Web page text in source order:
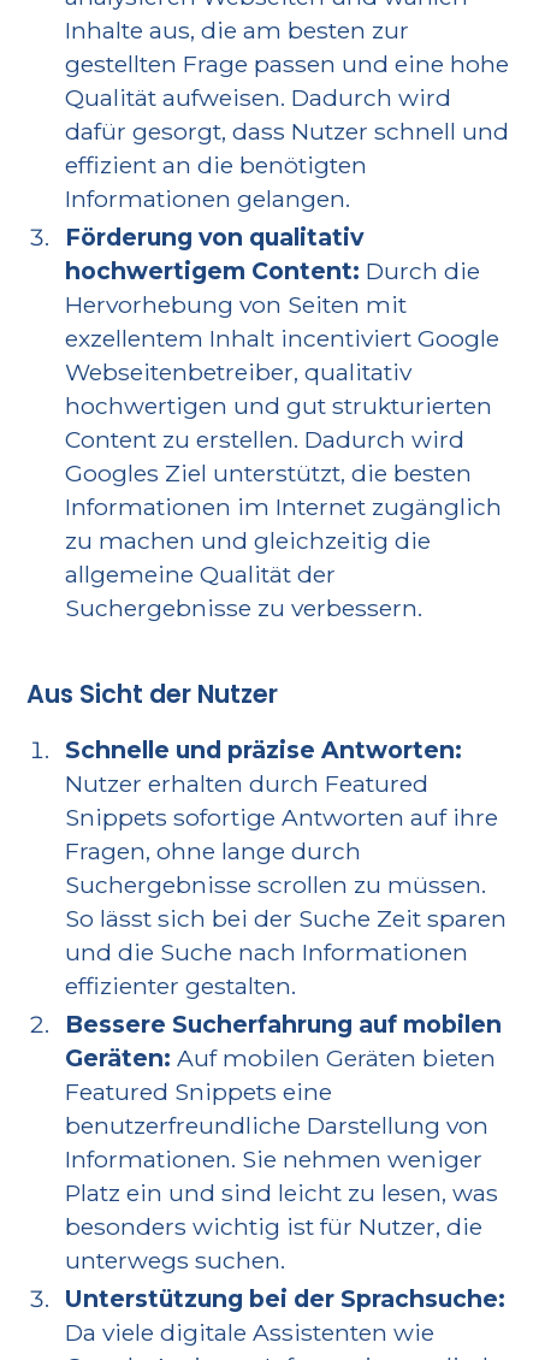
Inhalte aus, die am besten zur
gestellten Frage passen und eine hohe
Qualität aufweisen. Dadurch wird
dafür gesorgt, dass Nutzer schnell und
effizient an die benötigten
Informationen gelangen.
Förderung von qualitativ
hochwertigem Content: Durch die
Hervorhebung von Seiten mit
exzellentem Inhalt incentiviert Google
Webseitenbetreiber, qualitativ
hochwertigen und gut strukturierten
Content zu erstellen. Dadurch wird
Googles Ziel unterstützt, die besten
Informationen im Internet zugänglich
zu machen und gleichzeitig die
allgemeine Qualität der
Suchergebnisse zu verbessern.
Aus Sicht der Nutzer
Schnelle und präzise Antworten:
Nutzer erhalten durch Featured
Snippets sofortige Antworten auf ihre
Fragen, ohne lange durch
Suchergebnisse scrollen zu müssen.
So lässt sich bei der Suche Zeit sparen
und die Suche nach Informationen
effizienter gestalten.
Bessere Sucherfahrung auf mobilen
Geräten: Auf mobilen Geräten bieten
Featured Snippets eine
benutzerfreundliche Darstellung von
Informationen. Sie nehmen weniger
Platz ein und sind leicht zu lesen, was
besonders wichtig ist für Nutzer, die
unterwegs suchen.
Unterstützung bei der Sprachsuche:
Da viele digitale Assistenten wie